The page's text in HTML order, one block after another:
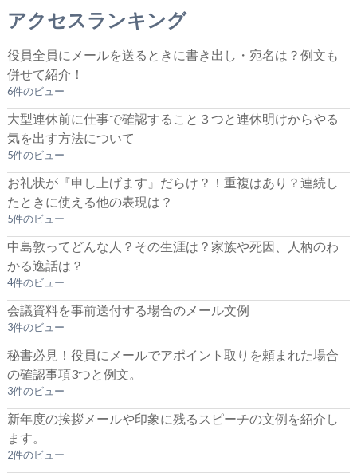
アクセスランキング
役員全員にメールを送るときに書き出し・宛名は？例文も
併せて紹介！
6件のビュー
大型連休前に仕事で確認すること３つと連休明けからやる
気を出す方法について
5件のビュー
お礼状が『申し上げます』だらけ？！重複はあり？連続し
たときに使える他の表現は？
5件のビュー
中島敦ってどんな人？その生涯は？家族や死因、人柄のわ
かる逸話は？
4件のビュー
会議資料を事前送付する場合のメール文例
3件のビュー
秘書必見！役員にメールでアポイント取りを頼まれた場合
の確認事項3つと例文。
3件のビュー
新年度の挨拶メールや印象に残るスピーチの文例を紹介し
ます。
2件のビュー